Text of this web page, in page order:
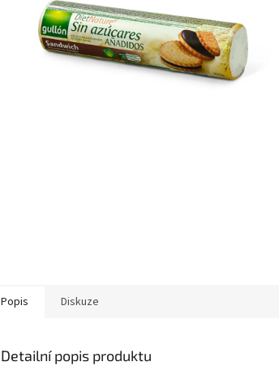
Popis Diskuze
Detailní popis produktu